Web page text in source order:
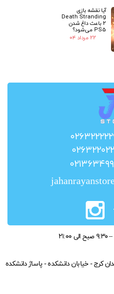
آیا نقشه بازی
Death Stranding
2 باعث داغ شدن
PS5 می‌شود؟
۲۲ مرداد ۰۴
کرج - خیابان دانشکده - پاساژ دانشکده